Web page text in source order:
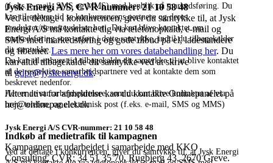
Jysk Energi A/S, CVR-nummer: 21 10 58 48
Ved at deltage i konkurrencen, giver du samtykke til, at Jysk
Energi A/S må kontakte dig via telefonopkald, e-mail og
SMS med markedsføring og gode tilbud på el, ladestandere
og fibernet.Læs mere her om vores databehandling her. Du
kan altid tilbagekalde dit samtykke ved at skrive
tilgdpr@jyskenergi.dk.
Alternativt for afmeldelse kan du kontakte Onlinepanelet på
hej@onlinepanelet.dk
Indkøb af medietrafik til kampagnen
Kampagnen er udarbejdet i samarbejde med KKO
Consulting, CVR: 34 51 35 70, Rugbjerg 43, 2670 Greve.
(f.eks. e-mail, SMS og MMS) med henblik på markedsføring. Du
kan til enhver tid se konkurrencens partnere og deres
produkter/tjenesteydelser heri. Du kan blive kontaktet om
markedsføring som anført i dette samtykke, indtil du tilbagekalder
dit samtykke.
Du kan til enhver tid tilbagekalde dit samtykke til at blive kontaktet
af de respektive samarbejdspartnere ved at kontakte dem som
beskrevet nedenfor.
Her er de samarbejdspartnere, som du kan blive kontaktet af via
brev, telefon, og elektronisk post (f.eks. e-mail, SMS og MMS)
Jysk Energi A/S CVR-nummer: 21 10 58 48
Ved at deltage i konkurrencen, giver du samtykke til, at Jysk Energi